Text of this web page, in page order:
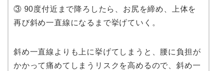
③ 90度付近まで降ろしたら、お尻を締め、上体を
再び斜め一直線になるまで挙げていく。
斜め一直線よりも上に挙げてしまうと、腰に負担が
かかって痛めてしまうリスクを高めるので、斜め一